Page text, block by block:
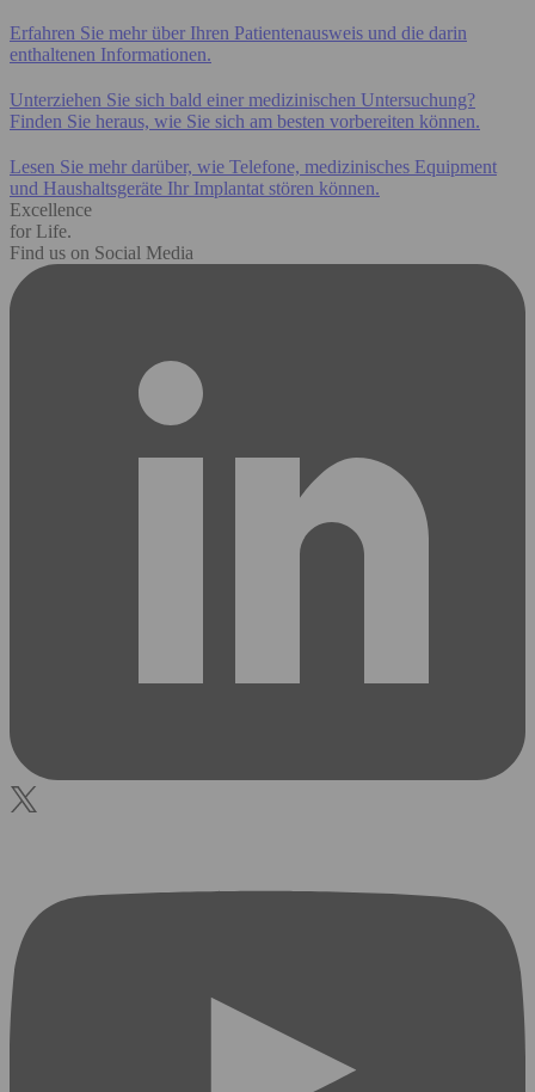
Erfahren Sie mehr über Ihren Patientenausweis und die darin
enthaltenen Informationen.
Unterziehen Sie sich bald einer medizinischen Untersuchung?
Finden Sie heraus, wie Sie sich am besten vorbereiten können.
Lesen Sie mehr darüber, wie Telefone, medizinisches Equipment
und Haushaltsgeräte Ihr Implantat stören können.
Excellence
for Life.
Find us on Social Media